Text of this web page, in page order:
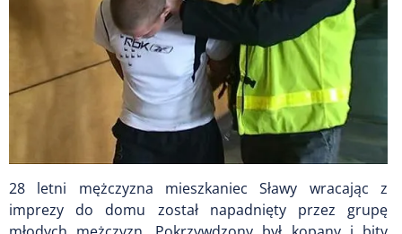
28 letni mężczyzna mieszkaniec Sławy wracając z
imprezy do domu został napadnięty przez grupę